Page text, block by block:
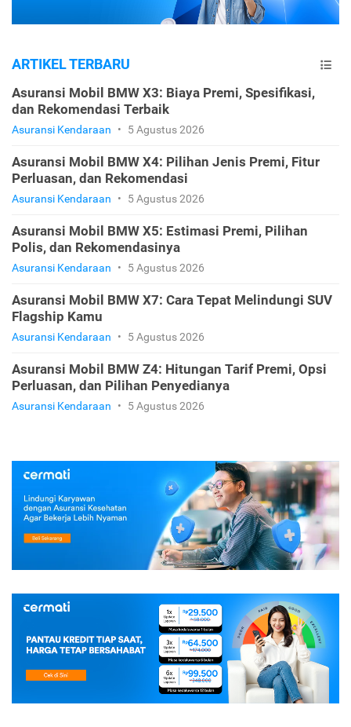
ARTIKEL TERBARU
Asuransi Mobil BMW X3: Biaya Premi, Spesifikasi,
dan Rekomendasi Terbaik
Asuransi Kendaraan • 5 Agustus 2026
Asuransi Mobil BMW X4: Pilihan Jenis Premi, Fitur
Perluasan, dan Rekomendasi
Asuransi Kendaraan • 5 Agustus 2026
Asuransi Mobil BMW X5: Estimasi Premi, Pilihan
Polis, dan Rekomendasinya
Asuransi Kendaraan • 5 Agustus 2026
Asuransi Mobil BMW X7: Cara Tepat Melindungi SUV
Flagship Kamu
Asuransi Kendaraan • 5 Agustus 2026
Asuransi Mobil BMW Z4: Hitungan Tarif Premi, Opsi
Perluasan, dan Pilihan Penyedianya
Asuransi Kendaraan • 5 Agustus 2026